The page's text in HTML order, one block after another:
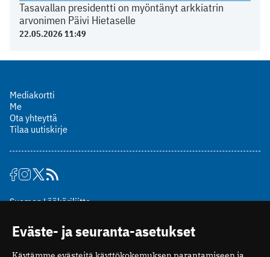
Tasavallan presidentti on myöntänyt arkkiatrin
arvonimen Päivi Hietaselle
22.05.2026 11:49
Mediakortti
Me
Ota yhteyttä
Tilaa uutiskirje
Suomen Lääkäriliitto
00510 Helsinki
puh. (09) 393 091
Eväste- ja seuranta-asetukset